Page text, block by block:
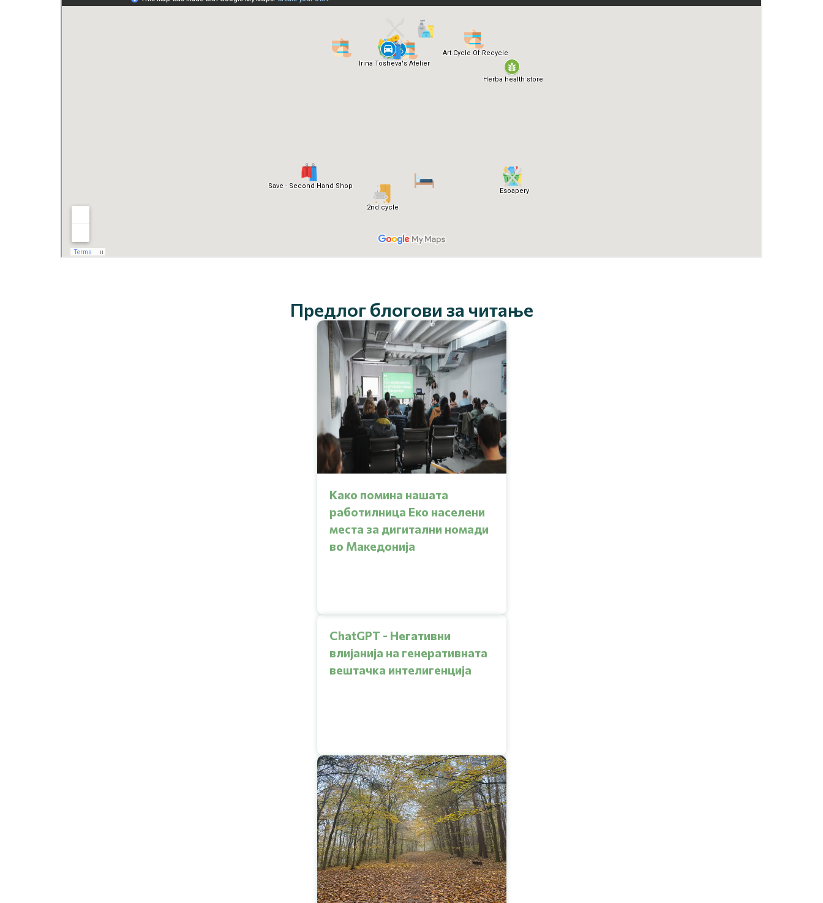
Предлог блогови за читање
Како помина нашата
работилница Еко населени
места за дигитални номади
во Македонија
ChatGPT - Негативни
влијанија на генеративната
вештачка интелигенција